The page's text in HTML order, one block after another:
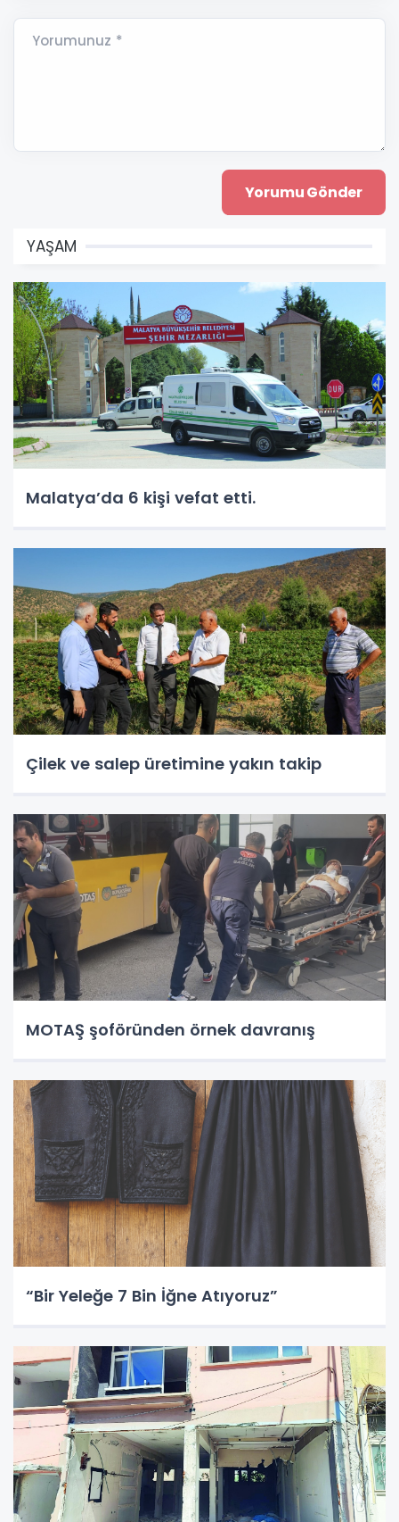
Yorumunuz *
YAŞAM
Malatya’da 6 kişi vefat etti.
Çilek ve salep üretimine yakın takip
MOTAŞ şoföründen örnek davranış
“Bir Yeleğe 7 Bin İğne Atıyoruz”